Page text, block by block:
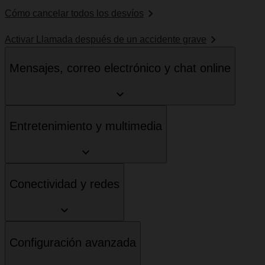
Cómo cancelar todos los desvíos
Activar Llamada después de un accidente grave
Mensajes, correo electrónico y chat online
Entretenimiento y multimedia
Conectividad y redes
Configuración avanzada